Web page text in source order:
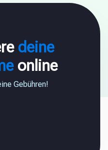
deine
online
Gebühren!